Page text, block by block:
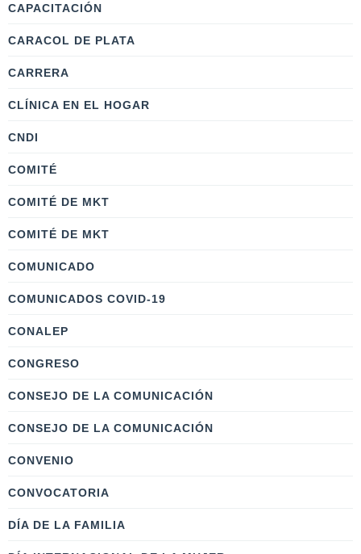
CAPACITACIÓN
CARACOL DE PLATA
CARRERA
CLÍNICA EN EL HOGAR
CNDI
COMITÉ
COMITÉ DE MKT
COMITÉ DE MKT
COMUNICADO
COMUNICADOS COVID-19
CONALEP
CONGRESO
CONSEJO DE LA COMUNICACIÓN
CONSEJO DE LA COMUNICACIÓN
CONVENIO
CONVOCATORIA
DÍA DE LA FAMILIA